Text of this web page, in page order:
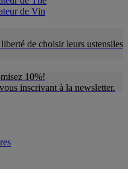
de Vin
de choisir leurs ustensiles
10%!
inscrivant à la newsletter.